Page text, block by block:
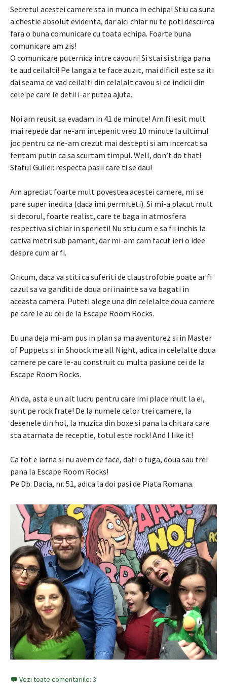
Secretul acestei camere sta in munca in echipa! Stiu ca suna
a chestie absolut evidenta, dar aici chiar nu te poti descurca
fara o buna comunicare cu toata echipa. Foarte buna
comunicare am zis!
O comunicare puternica intre cavouri! Si stai si striga pana
te aud ceilalti! Pe langa a te face auzit, mai dificil este sa iti
dai seama ce vad ceilalti din celalalt cavou si ce indicii din
cele pe care le detii i-ar putea ajuta.
Noi am reusit sa evadam in 41 de minute! Am fi iesit mult
mai repede dar ne-am intepenit vreo 10 minute la ultimul
joc pentru ca ne-am crezut mai destepti si am incercat sa
fentam putin ca sa scurtam timpul. Well, don’t do that!
Sfatul Guliei: respecta pasii care ti se dau!
Am apreciat foarte mult povestea acestei camere, mi se
pare super inedita (daca imi permiteti). Si mi-a placut mult
si decorul, foarte realist, care te baga in atmosfera
respectiva si chiar in sperieti! Nu stiu cum e sa fii inchis la
cativa metri sub pamant, dar mi-am cam facut ieri o idee
despre cum ar fi.
Oricum, daca va stiti ca suferiti de claustrofobie poate ar fi
cazul sa va ganditi de doua ori inainte sa va bagati in
aceasta camera. Puteti alege una din celelalte doua camere
pe care le au cei de la Escape Room Rocks.
Eu una deja mi-am pus in plan sa ma aventurez si in Master
of Puppets si in Shoock me all Night, adica in celelalte doua
camere pe care le-au construit cu multa pasiune cei de la
Escape Room Rocks.
Ah da, asta e un alt lucru pentru care imi place mult la ei,
sunt pe rock frate! De la numele celor trei camere, la
desenele din hol, la muzica din boxe si pana la chitara care
sta atarnata de receptie, totul este rock! And I like it!
Ca tot e iarna si nu avem ce face, dati o fuga, doua sau trei
pana la Escape Room Rocks!
Pe Db. Dacia, nr. 51, adica la doi pasi de Piata Romana.
Vezi toate comentariile: 3